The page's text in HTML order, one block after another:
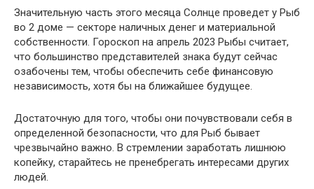
Значительную часть этого месяца Солнце проведет у Рыб
во 2 доме — секторе наличных денег и материальной
собственности. Гороскоп на апрель 2023 Рыбы считает,
что большинство представителей знака будут сейчас
озабочены тем, чтобы обеспечить себе финансовую
независимость, хотя бы на ближайшее будущее.
Достаточную для того, чтобы они почувствовали себя в
определенной безопасности, что для Рыб бывает
чрезвычайно важно. В стремлении заработать лишнюю
копейку, старайтесь не пренебрегать интересами других
людей.